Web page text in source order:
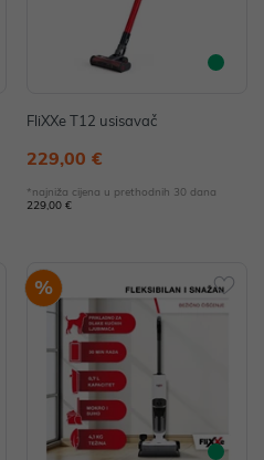
FliXXe T12 usisavač
229,00 €
*najniža cijena u prethodnih 30 dana
229,00 €
%